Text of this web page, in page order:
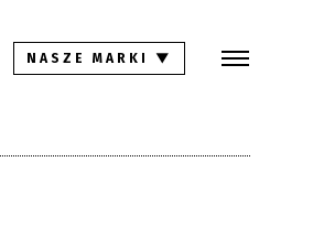
PL
NASZE MARKI ▼